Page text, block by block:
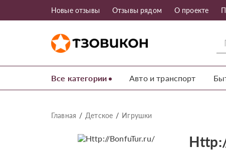
Новые отзывы Отзывы рядом О проекте
Все категории Авто и транспорт
Главная Детское Игрушки